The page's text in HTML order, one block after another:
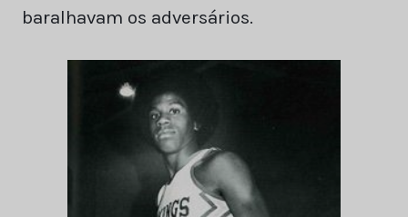
baralhavam os adversários.